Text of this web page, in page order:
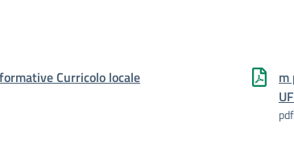
Curricolo locale
m